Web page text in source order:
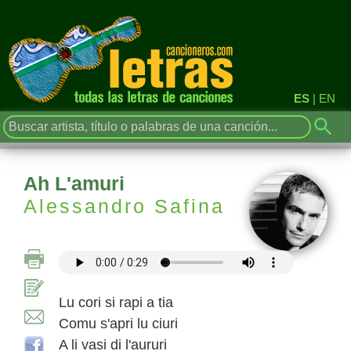
ES | EN
Ah L'amuri
Alessandro Safina
Lu cori si rapi a tia
Comu s'apri lu ciuri
A li vasi di l'aururi